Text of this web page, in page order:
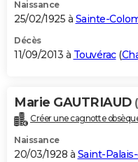
Naissance
25/02/1925 à Sainte-
Décès
11/09/2013 à Touvérac(
Marie GAUTRIAUD
Créer une cagnotte
Naissance
20/03/1928 à Saint-